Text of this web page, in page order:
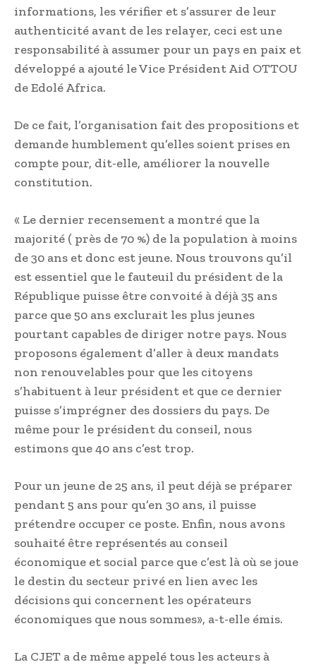
informations, les vérifier et s’assurer de leur
authenticité avant de les relayer, ceci est une
responsabilité à assumer pour un pays en paix et
développé a ajouté le Vice Président Aid OTTOU
de Edolé Africa.
De ce fait, l’organisation fait des propositions et
demande humblement qu’elles soient prises en
compte pour, dit-elle, améliorer la nouvelle
constitution.
« Le dernier recensement a montré que la
majorité ( près de 70 %) de la population à moins
de 30 ans et donc est jeune. Nous trouvons qu’il
est essentiel que le fauteuil du président de la
République puisse être convoité à déjà 35 ans
parce que 50 ans exclurait les plus jeunes
pourtant capables de diriger notre pays. Nous
proposons également d’aller à deux mandats
non renouvelables pour que les citoyens
s’habituent à leur président et que ce dernier
puisse s’imprégner des dossiers du pays. De
même pour le président du conseil, nous
estimons que 40 ans c’est trop.
Pour un jeune de 25 ans, il peut déjà se préparer
pendant 5 ans pour qu’en 30 ans, il puisse
prétendre occuper ce poste. Enfin, nous avons
souhaité être représentés au conseil
économique et social parce que c’est là où se joue
le destin du secteur privé en lien avec les
décisions qui concernent les opérateurs
économiques que nous sommes», a-t-elle émis.
La CJET a de même appelé tous les acteurs à